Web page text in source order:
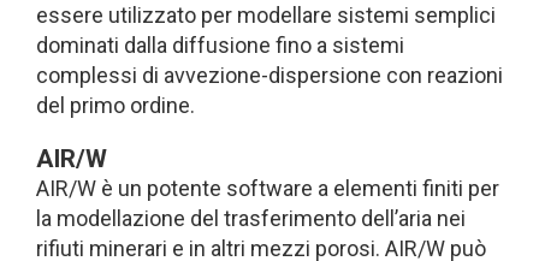
essere utilizzato per modellare sistemi semplici
dominati dalla diffusione fino a sistemi
complessi di avvezione-dispersione con reazioni
del primo ordine.
AIR/W
AIR/W è un potente software a elementi finiti per
la modellazione del trasferimento dell’aria nei
rifiuti minerari e in altri mezzi porosi. AIR/W può